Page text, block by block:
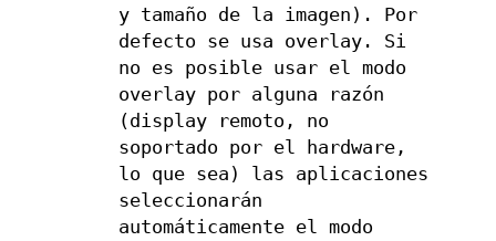
y tamaño de la imagen). Por
defecto se usa overlay. Si
no es posible usar el modo
overlay por alguna razón
(display remoto, no
soportado por el hardware,
lo que sea) las aplicaciones
seleccionarán
automáticamente el modo